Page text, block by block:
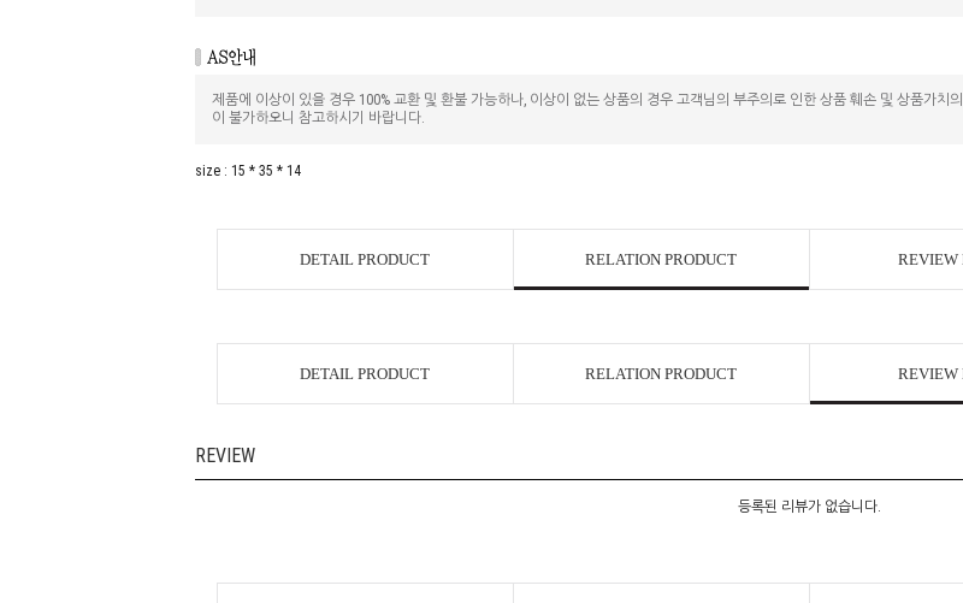
제품에 이상이 있을 경우 100% 교환 및 환불 가능하나, 이상이 없는 상품의 경우 고객님의 부주의로 인한 상품 훼손 및 상품가
이 불가하오니 참고하시기 바랍니다.
size : 15 * 35 * 14
DETAIL PRODUCT RELATION PRODUCT REVIEW
DETAIL PRODUCT RELATION PRODUCT REVIEW
REVIEW
등록된 리뷰가 없습니다.